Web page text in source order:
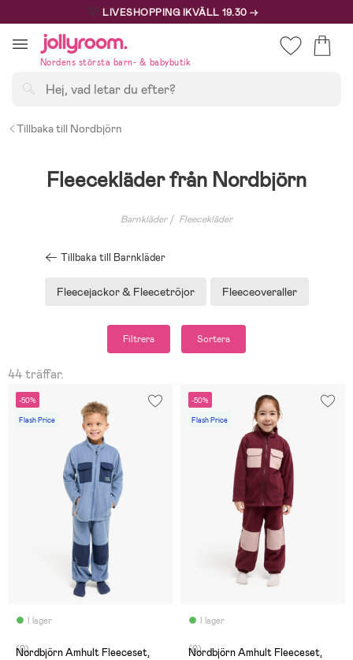
till
innehållet
🩷 LIVESHOPPING IKVÄLL 19.30 →
Nordens största barn- & babybutik
Tillbaka till Nordbjörn
Fleecekläder från Nordbjörn
Barnkläder Fleecekläder
Tillbaka till Barnkläder
Fleecejackor & Fleecetröjor Fleeceoveraller
Filtrera Sortera
44 träffar.
-50%
Flash Price
I lager
(0)
Nordbjörn Amhult Fleeceset,
-50%
Flash Price
I lager
(0)
Nordbjörn Amhult Fleeceset,